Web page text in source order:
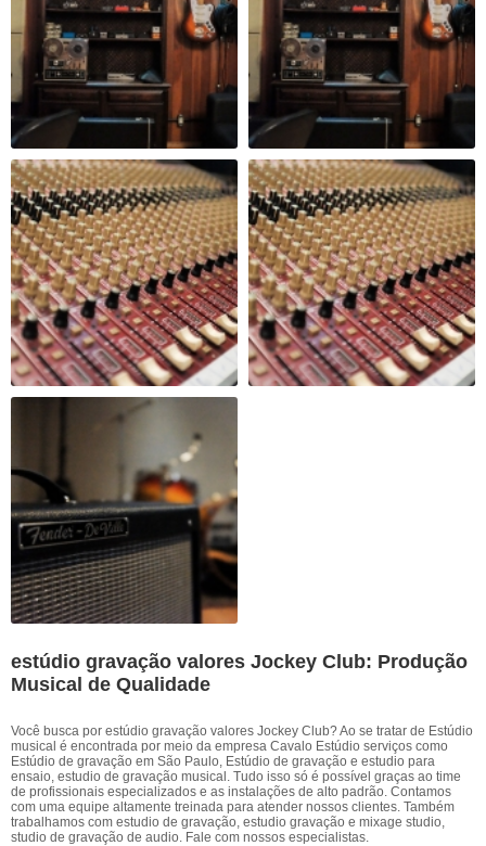
estúdio gravação valores Jockey Club: Produção
Musical de Qualidade
Você busca por estúdio gravação valores Jockey Club? Ao se tratar de Estúdio
musical é encontrada por meio da empresa Cavalo Estúdio serviços como
Estúdio de gravação em São Paulo, Estúdio de gravação e estudio para
ensaio, estudio de gravação musical. Tudo isso só é possível graças ao time
de profissionais especializados e as instalações de alto padrão. Contamos
com uma equipe altamente treinada para atender nossos clientes. Também
trabalhamos com estudio de gravação, estudio gravação e mixage studio,
studio de gravação de audio. Fale com nossos especialistas.